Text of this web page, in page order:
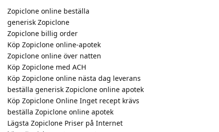
Zopiclone online beställa
generisk Zopiclone
Zopiclone billig order
Köp Zopiclone online-apotek
Zopiclone online över natten
Köp Zopiclone med ACH
Köp Zopiclone online nästa dag leverans
beställa generisk Zopiclone online apotek
Köp Zopiclone Online Inget recept krävs
beställa Zopiclone online apotek
Lägsta Zopiclone Priser på Internet